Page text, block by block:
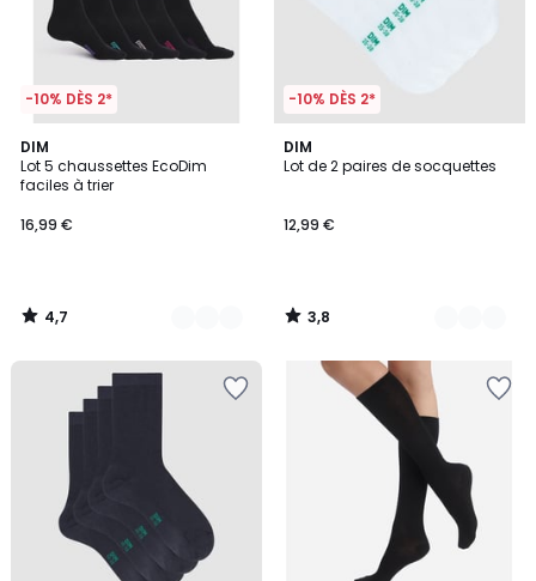
-10% DÈS 2*
DIM
Lot 5 chaussettes EcoDim
faciles à trier
16,99 €
4,7
/ 5
2
Couleurs
4,7
/
-10% DÈS 2*
DIM
Lot de 2 paires de socquettes
12,99 €
3,8
/ 5
2
Couleurs
3,8
/